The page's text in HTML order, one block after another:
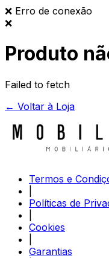
❌ Erro de conexão
❌
Produto
Failed to fetch
← Voltar à Loja
Termos e
Políticas de
Cookies
Garantias